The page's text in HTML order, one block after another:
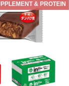
& PROTEIN